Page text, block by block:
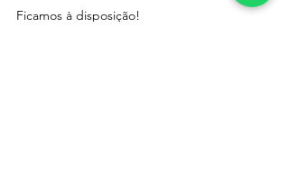
Ficamos à disposição!